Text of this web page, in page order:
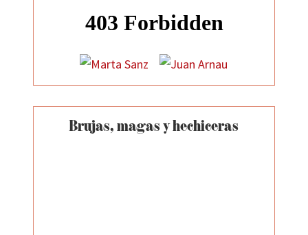
Brujas, magas y hechiceras